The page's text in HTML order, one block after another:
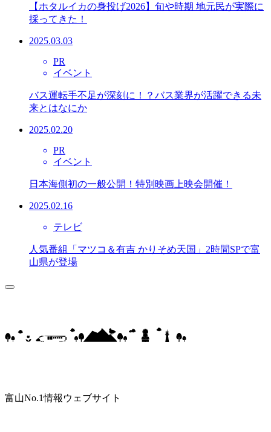
【ホタルイカの身投げ2026】旬や時期 地元民が実際に
採ってきた！
2025.03.03
PR
イベント
バス運転手不足が深刻に！？バス業界が活躍できる未
来とはなにか
2025.02.20
PR
イベント
日本海側初の一般公開！特別映画上映会開催！
2025.02.16
テレビ
人気番組「マツコ＆有吉 かりそめ天国」2時間SPで富
山県が登場
富山No.1情報ウェブサイト